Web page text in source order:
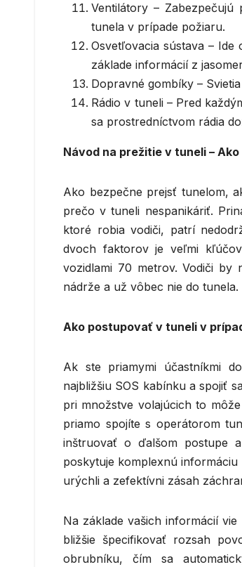
Ventilátory –
tunela v prípade požiaru.
Osvetľovacia sústava –
základe informácií z
Dopravné gombíky –
Rádio v tuneli – Pred
sa prostredníctvom rádia
Návod na prežitie v tuneli –
Ako bezpečne prejsť tunelom,
prečo v tuneli nespanikáriť.
ktoré robia vodiči, patrí
dvoch faktorov je veľmi
vozidlami 70 metrov. Vodiči by
nádrže a už vôbec nie do
Ako postupovať v tuneli v
Ak ste priamymi účastníkmi
najbližšiu SOS kabínku a spojiť
pri množstve volajúcich to
priamo spojíte s operátorom
inštruovať o ďalšom postupe
poskytuje komplexnú
urýchli a zefektívni zásah
Na základe vašich informácií
bližšie špecifikovať rozsah
obrubníku, čím sa